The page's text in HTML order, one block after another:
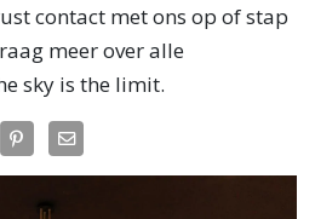
contact met ons op of stap
meer over alle
sky is the limit.